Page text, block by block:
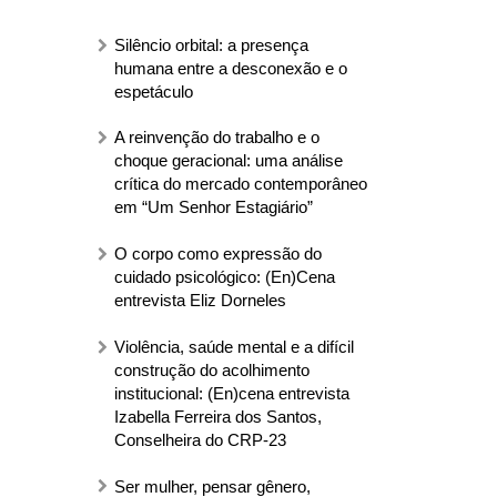
Silêncio orbital: a presença
humana entre a desconexão e o
espetáculo
A reinvenção do trabalho e o
choque geracional: uma análise
crítica do mercado contemporâneo
em “Um Senhor Estagiário”
O corpo como expressão do
cuidado psicológico: (En)Cena
entrevista Eliz Dorneles
Violência, saúde mental e a difícil
construção do acolhimento
institucional: (En)cena entrevista
Izabella Ferreira dos Santos,
Conselheira do CRP-23
Ser mulher, pensar gênero,